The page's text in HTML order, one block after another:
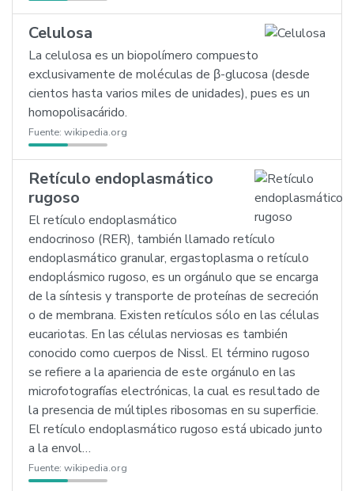
Celulosa
La celulosa es un biopolímero compuesto
exclusivamente de moléculas de β-glucosa (desde
cientos hasta varios miles de unidades), pues es un
homopolisacárido.
Fuente: wikipedia.org
Retículo endoplasmático
rugoso
El retículo endoplasmático
endocrinoso (RER), también llamado retículo
endoplasmático granular, ergastoplasma o retículo
endoplásmico rugoso, es un orgánulo que se encarga
de la síntesis y transporte de proteínas de secreción
o de membrana. Existen retículos sólo en las células
eucariotas. En las células nerviosas es también
conocido como cuerpos de Nissl. El término rugoso
se refiere a la apariencia de este orgánulo en las
microfotografías electrónicas, la cual es resultado de
la presencia de múltiples ribosomas en su superficie.
El retículo endoplasmático rugoso está ubicado junto
a la envol…
Fuente: wikipedia.org